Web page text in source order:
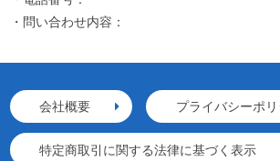
・問い合わせ内容：
会社概要 プライバシーポ
特定商取引に関する法律に基づく表示